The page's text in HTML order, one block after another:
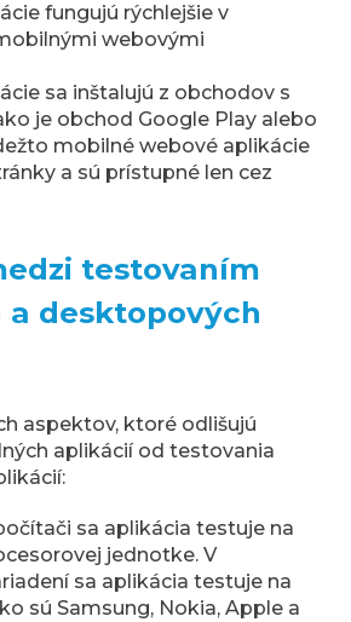
fungujú rýchlejšie v
webovými
sa inštalujú z obchodov s
je obchod Google Play alebo
mobilné webové aplikácie
a sú prístupné len cez
testovaním
desktopových
aspektov, ktoré odlišujú
aplikácií od testovania
sa aplikácia testuje na
jednotke. V
sa aplikácia testuje na
sú Samsung, Nokia, Apple a